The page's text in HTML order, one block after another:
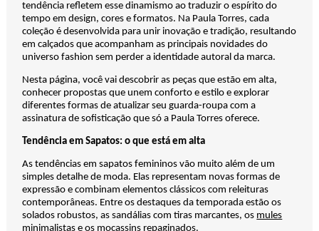
tendência refletem esse dinamismo ao traduzir o espírito do
tempo em design, cores e formatos. Na Paula Torres, cada
coleção é desenvolvida para unir inovação e tradição, resultando
em calçados que acompanham as principais novidades do
universo fashion sem perder a identidade autoral da marca.
Nesta página, você vai descobrir as peças que estão em alta,
conhecer propostas que unem conforto e estilo e explorar
diferentes formas de atualizar seu guarda-roupa com a
assinatura de sofisticação que só a Paula Torres oferece.
Tendência em Sapatos: o que está em alta
As tendências em sapatos femininos vão muito além de um
simples detalhe de moda. Elas representam novas formas de
expressão e combinam elementos clássicos com releituras
contemporâneas. Entre os destaques da temporada estão os
solados robustos, as sandálias com tiras marcantes, os mules
minimalistas e os mocassins repaginados.